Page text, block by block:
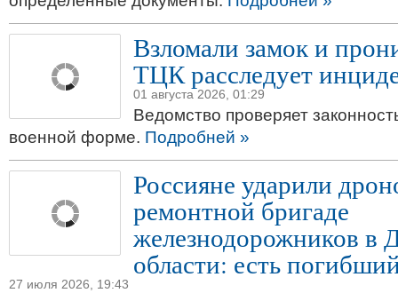
Взломали замок и
ТЦК расследует
01 августа 2026, 01:29
Ведомство проверяет
военной форме. Подробней »
Россияне ударили
ремонтной бригаде
железнодорожников в
области: есть
27 июля 2026, 19:43